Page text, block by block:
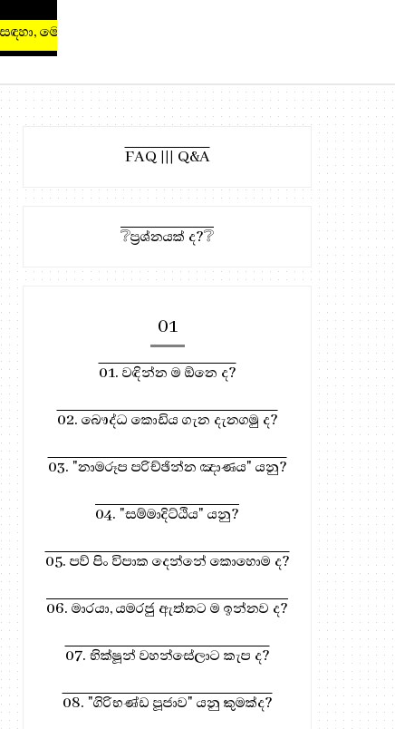
මෙතැන ඔබන්න!
FAQ ||| Q&A
❔ප්‍රශ්නයක් ද?❔
01
01. වඳින්න ම ඕනෙ ද?
02. බෞද්ධ කොඩිය ගැන දැනගමු ද?
03. "නාමරූප පරිච්ඡින්න ඤාණය" යනු?
04. "සම්මාදිට්ඨිය" යනු?
05. පව් පිං විපාක දෙන්නේ කොහොම ද?
06. මාරයා, යමරජු ඇත්තට ම ඉන්නව ද?
07. භික්ෂූන් වහන්සේලාට කැප ද?
08. "ගිරිභණ්ඩ පූජාව" යනු කුමක්ද?